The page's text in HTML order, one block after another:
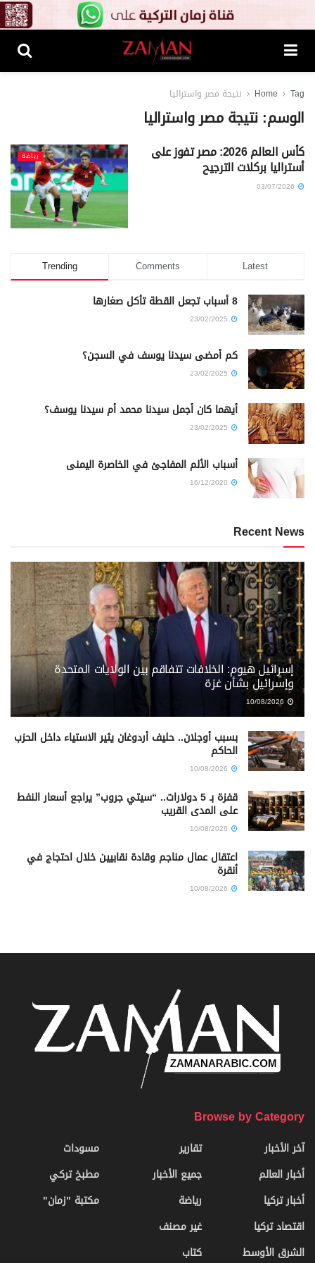
Home Tag نتيجة مصر واستراليا
الوسم:نتيجة مصر واستراليا
رياضة كأس العالم 2026: مصر تفوز على
أستراليا بركلات الترجيح
Trending Comments Latest
8 أسباب تجعل القطة تأكل صغارها
كم أمضى سيدنا يوسف في السجن؟
أيهما كان أجمل سيدنا محمد أم سيدنا يوسف؟
أسباب الألم المفاجئ في الخاصرة اليمنى
Recent News
إسرائيل هيوم: الخلافات تتفاقم بين الولايات المتحدة
وإسرائيل بشأن غزة
بسبب أوجلان.. حليف أردوغان يثير الاستياء داخل الحزب
الحاكم
قفزة بـ 5 دولارات.. “سيتي جروب” يراجع أسعار النفط
على المدى القريب
اعتقال عمال مناجم وقادة نقابيين خلال احتجاج في
أنقرة
Browse by Category
آخر الأخبار
أخبار العالم
أخبار تركيا
اقتصاد تركيا
الشرق الأوسط
تقارير
جميع الأخبار
رياضة
غير مصنف
كتاب
مسودات
مطبخ تركي
مكتبة "زمان"